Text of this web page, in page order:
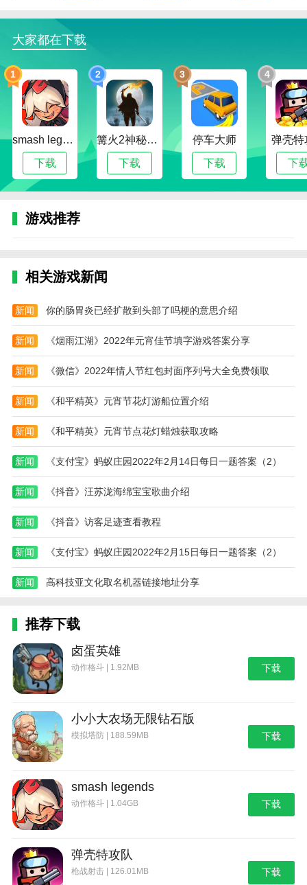
人的意料。只有通过近距离的体验，才能发现和发现真
相。
3.关键时刻也可以用道具。他们会帮助我们的。上面记
录了详细的使用方法。
4.在欣赏美景的同时，也能收获很多快乐。玩起来不会
觉得无聊，忘雪有继续探索的欲望。
忘雪怎么玩
1.玩家最好提前了解游戏规则，然后更流畅地操作游
戏。在剧情的指引下，他们可以成功找到游戏的出口。
2.每天完成忘雪游戏布置的任务可能需要几分钟，奖励
编辑推荐
夜书全故事解锁版:游戏中解密的游戏方式也让我们在
这里有了非常烧脑的体验。游戏里有各种奇怪的场景。
玩家需要在游戏中冒险，一点一滴收集各种线索，给玩
家带来更多简单的冒险，难度会逐渐增加。
恐怖屋5中文版:玩家还可以选择不同的模式进行体验。
毕竟游戏在剧情描述和背景音设计上下了很大功夫。因
此可以满足大部分玩家玩这类游戏的需求，完成更多关
卡的挑战和冒险，享受解密游戏的乐趣，赢得游戏的奖
励。
大家都在下载
1
smash legends
下载
2
篝火2神秘海域
下载
3
停车大师
下载
4
弹壳特
下
游戏推荐
相关游戏新闻
新闻 你的肠胃炎已经扩散到头部了吗梗的意思介绍
新闻 《烟雨江湖》2022年元宵佳节填字游戏答案分享
新闻 《微信》2022年情人节红包封面序列号大全免费领取
新闻 《和平精英》元宵节花灯游船位置介绍
新闻 《和平精英》元宵节点花灯蜡烛获取攻略
新闻 《支付宝》蚂蚁庄园2022年2月14日每日一题答案（2）
新闻 《抖音》汪苏泷海绵宝宝歌曲介绍
新闻 《抖音》访客足迹查看教程
新闻 《支付宝》蚂蚁庄园2022年2月15日每日一题答案（2）
新闻 高科技亚文化取名机器链接地址分享
推荐下载
卤蛋英雄
动作格斗 | 1.92MB 下载
小小大农场无限钻石版
模拟塔防 | 188.59MB 下载
smash legends
动作格斗 | 1.04GB 下载
弹壳特攻队
枪战射击 | 126.01MB 下载